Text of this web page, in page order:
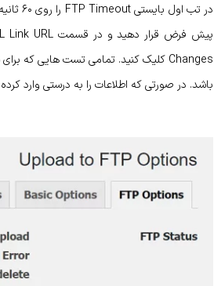
باشد. در صورتی که اطلاعات را به درستی وارد